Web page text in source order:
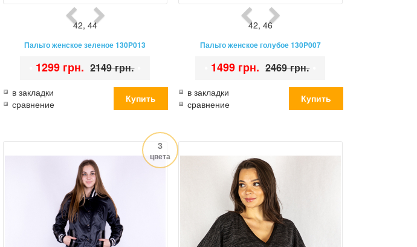
42, 44
Пальто женское зеленое 130P013
1299 грн. 2149 грн.
в закладки
сравнение
42, 46
Пальто женское голубое 130P007
1499 грн. 2469 грн.
в закладки
сравнение
3
цвета